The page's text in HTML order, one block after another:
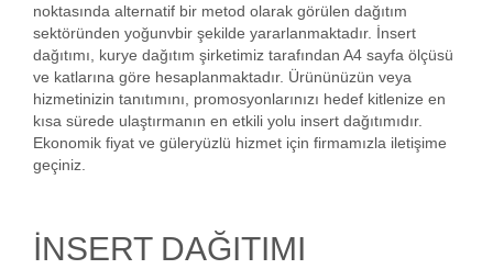
noktasında alternatif bir metod olarak görülen dağıtım
sektöründen yoğunvbir şekilde yararlanmaktadır. İnsert
dağıtımı, kurye dağıtım şirketimiz tarafından A4 sayfa ölçüsü
ve katlarına göre hesaplanmaktadır. Ürününüzün veya
hizmetinizin tanıtımını, promosyonlarınızı hedef kitlenize en
kısa sürede ulaştırmanın en etkili yolu insert dağıtımıdır.
Ekonomik fiyat ve güleryüzlü hizmet için firmamızla iletişime
geçiniz.
İNSERT DAĞITIMI